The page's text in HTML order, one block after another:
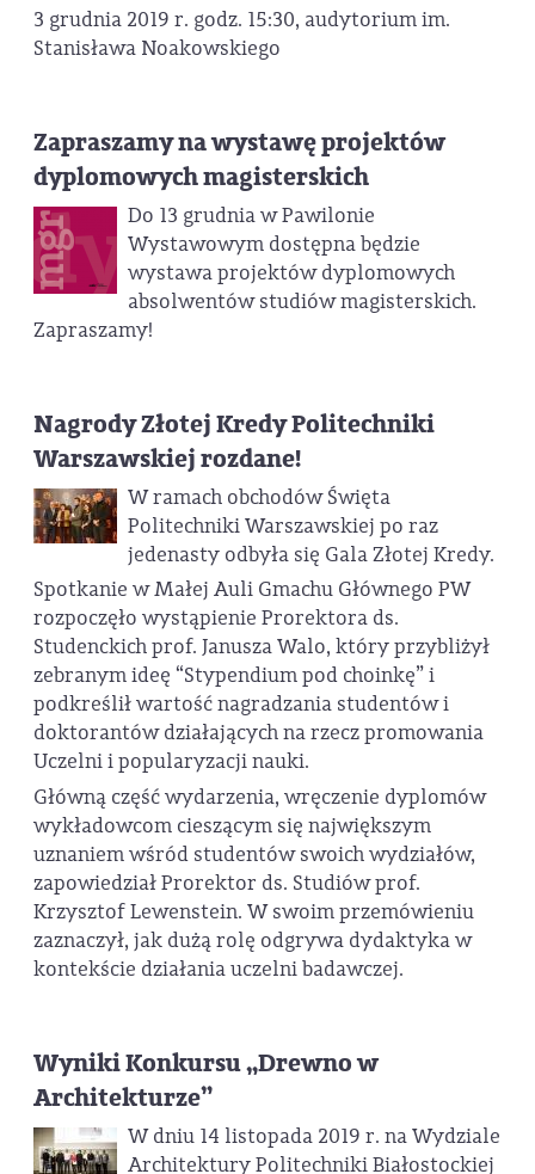
3 grudnia 2019 r. godz. 15:30, audytorium im.
Stanisława Noakowskiego
Zapraszamy na wystawę projektów
dyplomowych magisterskich
Do 13 grudnia w Pawilonie
Wystawowym dostępna będzie
wystawa projektów dyplomowych
absolwentów studiów magisterskich.
Zapraszamy!
Nagrody Złotej Kredy Politechniki
Warszawskiej rozdane!
W ramach obchodów Święta
Politechniki Warszawskiej po raz
jedenasty odbyła się Gala Złotej Kredy.
Spotkanie w Małej Auli Gmachu Głównego PW
rozpoczęło wystąpienie Prorektora ds.
Studenckich prof. Janusza Walo, który przybliżył
zebranym ideę “Stypendium pod choinkę” i
podkreślił wartość nagradzania studentów i
doktorantów działających na rzecz promowania
Uczelni i popularyzacji nauki.
Główną część wydarzenia, wręczenie dyplomów
wykładowcom cieszącym się największym
uznaniem wśród studentów swoich wydziałów,
zapowiedział Prorektor ds. Studiów prof.
Krzysztof Lewenstein. W swoim przemówieniu
zaznaczył, jak dużą rolę odgrywa dydaktyka w
kontekście działania uczelni badawczej.
Wyniki Konkursu „Drewno w
Architekturze”
W dniu 14 listopada 2019 r. na Wydziale
Architektury Politechniki Białostockiej